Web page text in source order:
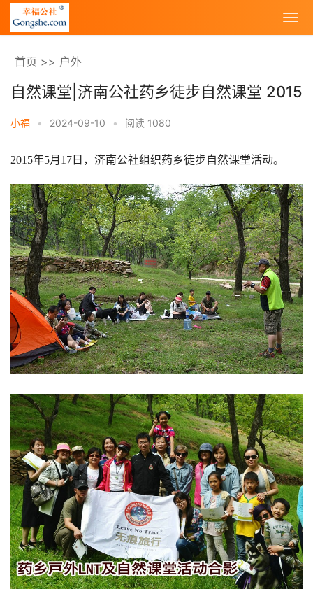
首页 >> 户外
自然课堂|济南公社药乡徒步自然课堂 2015
小福 • 2024-09-10 • 阅读 1080
2015年5月17日，济南公社组织药乡徒步自然课堂活动。